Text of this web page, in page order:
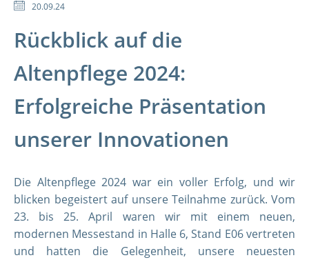
20.09.24
Rückblick auf die
Altenpflege 2024:
Erfolgreiche Präsentation
unserer Innovationen
Die Altenpflege 2024 war ein voller Erfolg, und wir
blicken begeistert auf unsere Teilnahme zurück. Vom
23. bis 25. April waren wir mit einem neuen,
modernen Messestand in Halle 6, Stand E06 vertreten
und hatten die Gelegenheit, unsere neuesten